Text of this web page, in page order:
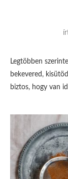
Legtöbben
bekevered,
biztos, hogy van